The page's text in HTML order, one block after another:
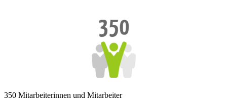
350 Mitarbeiterinnen und Mitarbeiter